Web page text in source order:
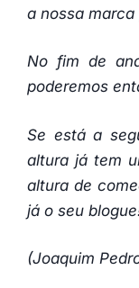
a nossa marca
No fim de
poderemos
Se está a
altura já tem
altura de
já o seu
(Joaquim